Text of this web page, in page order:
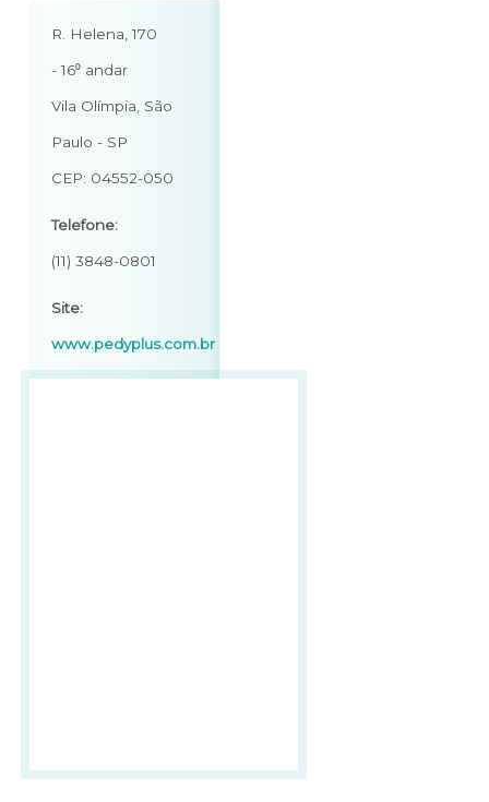
R. Helena, 170
- 16⁰ andar
Vila Olímpia, São
Paulo - SP
CEP: 04552-050
Telefone:
(11) 3848-0801
Site:
www.pedyplus.com.br